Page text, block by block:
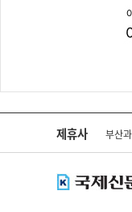
제휴사 부산